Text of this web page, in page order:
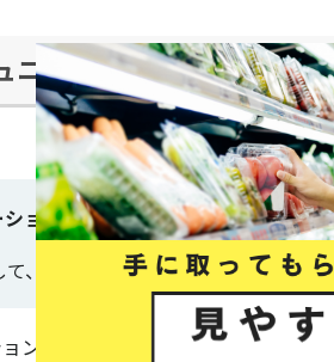
ニケーションとは
ションとは
、SNS上で積極的にコミュニケー
ンとは、
SNS上で企業が消費者に